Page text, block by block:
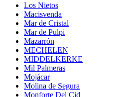
Los Nietos
Macisvenda
Mar de Cristal
Mar de Pulpi
Mazarrón
MECHELEN
MIDDELKERKE
Mil Palmeras
Mojácar
Molina de Segura
Monforte Del Cid